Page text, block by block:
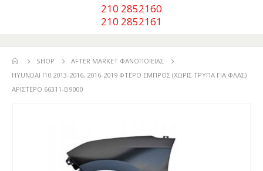
210 2852160
210 2852161
SHOP
AFTER MARKET ΦΑΝΟΠΟΙΕΊΑΣ
HYUNDAI I10 2013-2016, 2016-2019 ΦΤΕΡΟ ΕΜΠΡΟΣ (ΧΩΡΙΣ ΤΡΥΠΑ ΓΙΑ ΦΛΑΣ)
ΑΡΙΣΤΕΡΟ 66311-B9000